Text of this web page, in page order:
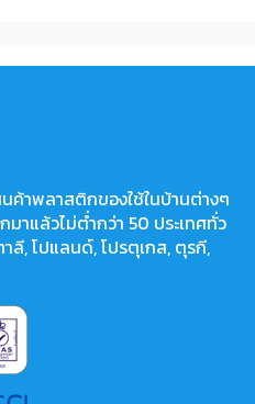
ค้าพลาสติกของใช้ในบ้านต่างๆ
าแล้วไม่ต่ำกว่า 50 ประเทศทั่ว
ลี, โปแลนด์, โปรตุเกส, ตุรกี,